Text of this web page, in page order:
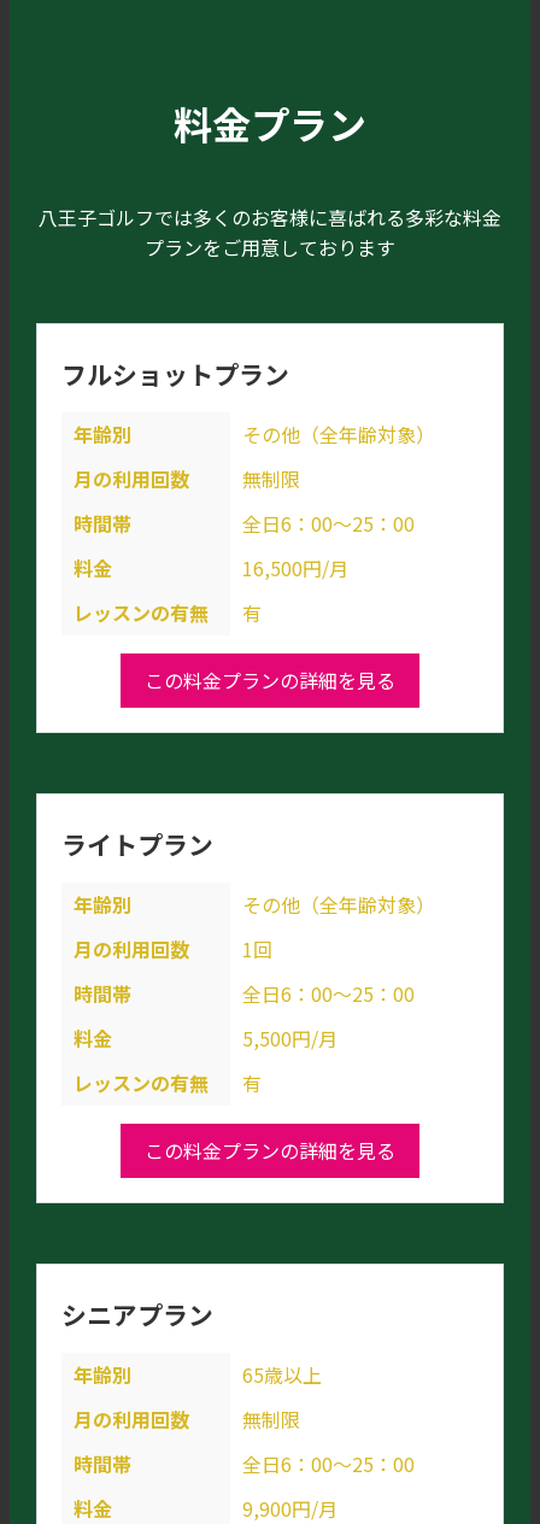
料金プラン
八王子ゴルフでは多くのお客様に喜ばれる多彩な料金
プランをご用意しております
フルショットプラン
年齢別
その他（全年齢対象）
月の利用回数
無制限
時間帯
全日6：00～25：00
料金
16,500円/月
レッスンの有無
有
この料金プランの詳細を見る
ライトプラン
年齢別
その他（全年齢対象）
月の利用回数
1回
時間帯
全日6：00～25：00
料金
5,500円/月
レッスンの有無
有
この料金プランの詳細を見る
シニアプラン
年齢別
65歳以上
月の利用回数
無制限
時間帯
全日6：00～25：00
料金
9,900円/月